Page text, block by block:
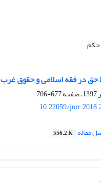
حق در فقه اسلامی و حقوق غرب
677-706
10.22059/
مقاله 556.2 K